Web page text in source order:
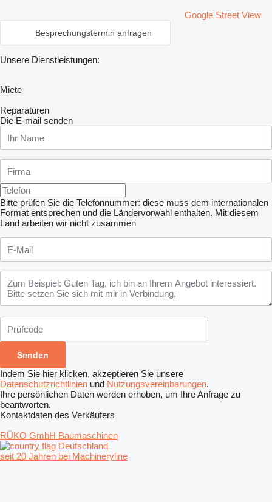
Google Street View
Besprechungstermin anfragen
Unsere Dienstleistungen:
Miete
Reparaturen
Die E-mail senden
Bitte prüfen Sie die Telefonnummer: diese muss dem internationalen
Format entsprechen und die Ländervorwahl enthalten. Mit diesem
Land arbeiten wir nicht zusammen
Indem Sie hier klicken, akzeptieren Sie unsere
Datenschutzrichtlinien und Nutzungsvereinbarungen.
Ihre persönlichen Daten werden erhoben, um Ihre Anfrage zu
beantworten.
Kontaktdaten des Verkäufers
RÜKO GmbH Baumaschinen
Deutschland
seit 20 Jahren bei Machineryline